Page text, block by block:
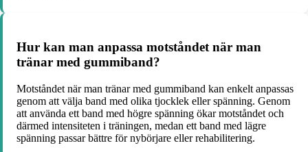
Hur kan man anpassa motståndet när man
tränar med gummiband?
Motståndet när man tränar med gummiband kan enkelt anpassas
genom att välja band med olika tjocklek eller spänning. Genom
att använda ett band med högre spänning ökar motståndet och
därmed intensiteten i träningen, medan ett band med lägre
spänning passar bättre för nybörjare eller rehabilitering.